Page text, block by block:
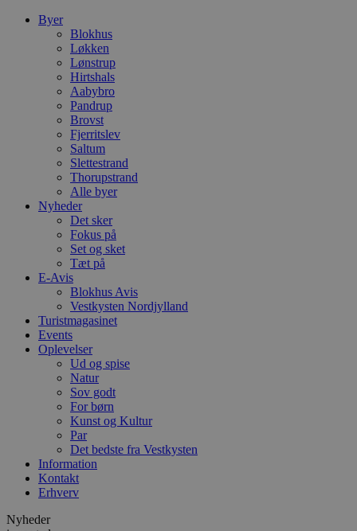
Byer
Blokhus
Løkken
Lønstrup
Hirtshals
Aabybro
Pandrup
Brovst
Fjerritslev
Saltum
Slettestrand
Thorupstrand
Alle byer
Nyheder
Det sker
Fokus på
Set og sket
Tæt på
E-Avis
Blokhus Avis
Vestkysten Nordjylland
Turistmagasinet
Events
Oplevelser
Ud og spise
Natur
Sov godt
For børn
Kunst og Kultur
Par
Det bedste fra Vestkysten
Information
Kontakt
Erhverv
Nyheder